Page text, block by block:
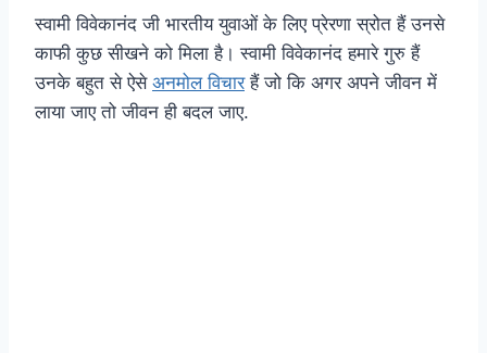
स्वामी विवेकानंद जी भारतीय युवाओं के लिए प्रेरणा स्रोत हैं उनसे
काफी कुछ सीखने को मिला है। स्वामी विवेकानंद हमारे गुरु हैं
उनके बहुत से ऐसे अनमोल विचारहैं जो कि अगर अपने जीवन में
लाया जाए तो जीवन ही बदल जाए.